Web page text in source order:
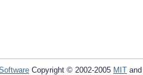
Copyright © 2002-2005 MIT